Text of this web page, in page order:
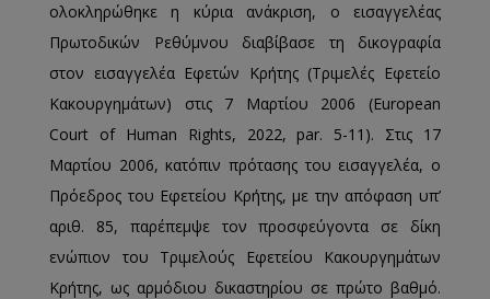
ολοκληρώθηκε η κύρια ανάκριση, ο εισαγγελέας
Πρωτοδικών Ρεθύμνου διαβίβασε τη δικογραφία
στον εισαγγελέα Εφετών Κρήτης (Τριμελές Εφετείο
Κακουργημάτων) στις 7 Μαρτίου 2006 (Εuropean
Court of Human Rights, 2022, par. 5-11). Στις 17
Μαρτίου 2006, κατόπιν πρότασης του εισαγγελέα, ο
Πρόεδρος του Εφετείου Κρήτης, με την απόφαση υπ’
αριθ. 85, παρέπεμψε τον προσφεύγοντα σε δίκη
ενώπιον του Τριμελούς Εφετείου Κακουργημάτων
Κρήτης, ως αρμόδιου δικαστηρίου σε πρώτο βαθμό.